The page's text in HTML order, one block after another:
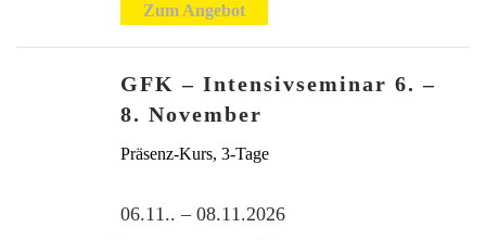
Zum Angebot
GFK – Intensivseminar 6. –
8. November
Präsenz-Kurs, 3-Tage
06.11.. – 08.11.2026